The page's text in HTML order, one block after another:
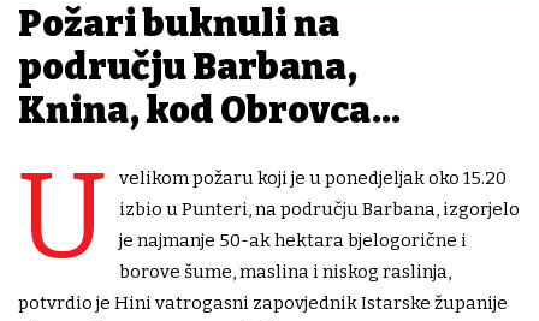
Požari buknuli na
području Barbana,
Knina, kod Obrovca...
U
velikom požaru koji je u ponedjeljak oko 15.20
izbio u Punteri, na području Barbana, izgorjelo
je najmanje 50-ak hektara bjelogorične i
borove šume, maslina i niskog raslinja,
potvrdio je Hini vatrogasni zapovjednik Istarske županije